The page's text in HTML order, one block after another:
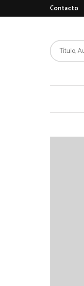
Contacto